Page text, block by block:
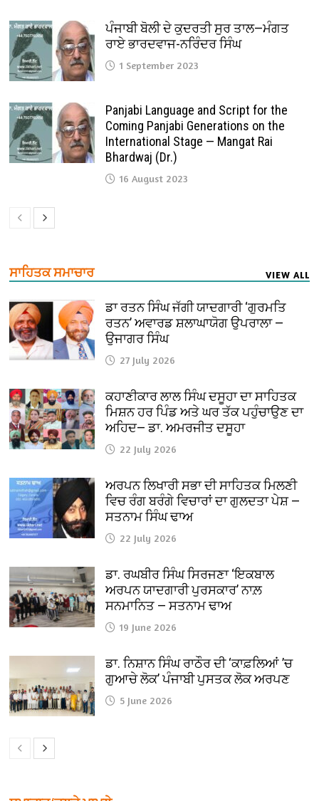
ਪੰਜਾਬੀ ਬੋਲੀ ਦੇ ਕੁਦਰਤੀ ਸੁਰ ਤਾਲ—ਮੰਗਤ
ਰਾਏ ਭਾਰਦਵਾਜ-ਨਰਿੰਦਰ ਸਿੰਘ
1 September 2023
Panjabi Language and Script for the
Coming Panjabi Generations on the
International Stage — Mangat Rai
Bhardwaj (Dr.)
16 August 2023
ਸਾਹਿਤਕ ਸਮਾਚਾਰ VIEW ALL
ਡਾ ਰਤਨ ਸਿੰਘ ਜੱਗੀ ਯਾਦਗਾਰੀ ‘ਗੁਰਮਤਿ
ਰਤਨ’ ਅਵਾਰਡ ਸ਼ਲਾਘਾਯੋਗ ਉਪਰਾਲਾ —
ਉਜਾਗਰ ਸਿੰਘ
27 July 2026
ਕਹਾਣੀਕਾਰ ਲਾਲ ਸਿੰਘ ਦਸੂਹਾ ਦਾ ਸਾਹਿਤਕ
ਮਿਸ਼ਨ ਹਰ ਪਿੰਡ ਅਤੇ ਘਰ ਤੱਕ ਪਹੁੰਚਾਉਣ ਦਾ
ਅਹਿਦ— ਡਾ. ਅਮਰਜੀਤ ਦਸੂਹਾ
22 July 2026
ਅਰਪਨ ਲਿਖਾਰੀ ਸਭਾ ਦੀ ਸਾਹਿਤਕ ਮਿਲਣੀ
ਵਿਚ ਰੰਗ ਬਰੰਗੇ ਵਿਚਾਰਾਂ ਦਾ ਗੁਲਦਤਾ ਪੇਸ਼ —
ਸਤਨਾਮ ਸਿੰਘ ਢਾਅ
22 July 2026
ਡਾ. ਰਘਬੀਰ ਸਿੰਘ ਸਿਰਜਣਾ ‘ਇਕਬਾਲ
ਅਰਪਨ ਯਾਦਗਾਰੀ ਪੁਰਸਕਾਰ’ ਨਾਲ਼
ਸਨਮਾਨਿਤ — ਸਤਨਾਮ ਢਾਅ
19 June 2026
ਡਾ. ਨਿਸ਼ਾਨ ਸਿੰਘ ਰਾਠੌਰ ਦੀ ‘ਕਾਫ਼ਲਿਆਂ ’ਚ
ਗੁਆਚੇ ਲੋਕ’ ਪੰਜਾਬੀ ਪੁਸਤਕ ਲੋਕ ਅਰਪਣ
5 June 2026